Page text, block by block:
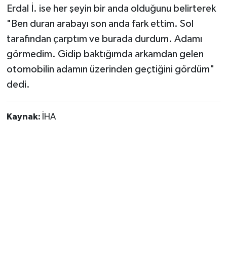
Erdal İ. ise her şeyin bir anda olduğunu belirterek
"Ben duran arabayı son anda fark ettim. Sol
tarafından çarptım ve burada durdum. Adamı
görmedim. Gidip baktığımda arkamdan gelen
otomobilin adamın üzerinden geçtiğini gördüm"
dedi.
Kaynak: İHA